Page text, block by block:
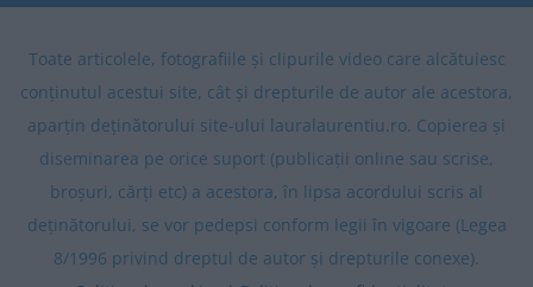
Toate articolele, fotografiile și clipurile video care alcătuiesc
conținutul acestui site, cât și drepturile de autor ale acestora,
aparțin deținătorului site-ului lauralaurentiu.ro. Copierea și
diseminarea pe orice suport (publicații online sau scrise,
broșuri, cărți etc) a acestora, în lipsa acordului scris al
deținătorului, se vor pedepsi conform legii în vigoare (Legea
8/1996 privind dreptul de autor și drepturile conexe).